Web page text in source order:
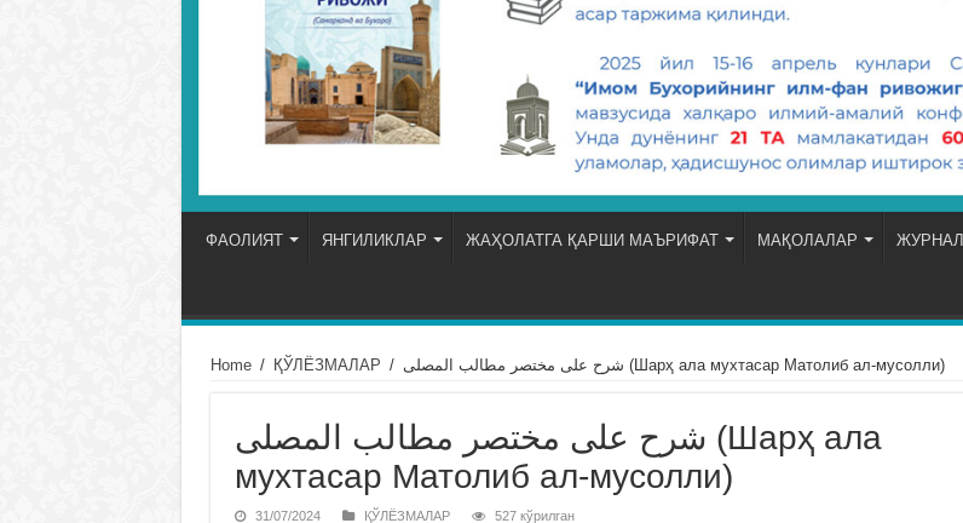
ФАОЛИЯТ ЯНГИЛИКЛАР ЖАҲОЛАТГА ҚАРШИ МАЪРИФАТ МАҚОЛАЛАР ЖУРНАЛ
Home / ҚЎЛЁЗМАЛАР / شرح علی مختصر مطالب المصلى (Шарҳ ала мухтасар Матолиб ал-мусолли)
شرح علی مختصر مطالب المصلى (Шарҳ ала
мухтасар Матолиб ал-мусолли)
31/07/2024 ҚЎЛЁЗМАЛАР 527 кўрилган